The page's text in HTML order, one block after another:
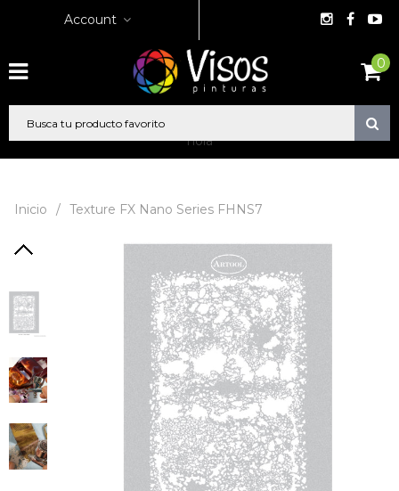
Account
0
hola
Inicio / Texture FX Nano Series FHNS7